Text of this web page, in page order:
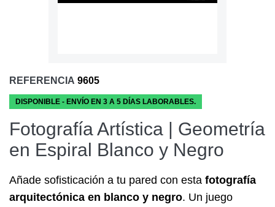
REFERENCIA 9605
DISPONIBLE - ENVÍO EN 3 A 5 DÍAS LABORABLES.
Fotografía Artística | Geometría
en Espiral Blanco y Negro
Añade sofisticación a tu pared con esta fotografía
arquitectónica en blanco y negro. Un juego